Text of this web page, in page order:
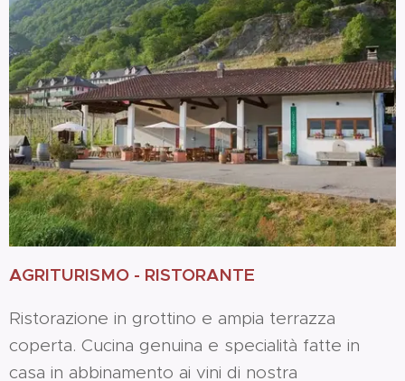
AGRITURISMO - RISTORANTE
Ristorazione in grottino e ampia terrazza
coperta. Cucina genuina e specialità fatte in
casa in abbinamento ai vini di nostra